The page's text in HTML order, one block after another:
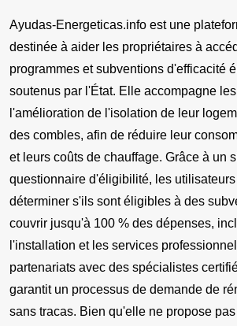
Ayudas-Energeticas.info est une
destinée à aider les propriétaires à
programmes et subventions d'efficacité
soutenus par l'État. Elle accompagne
l'amélioration de l'isolation de leur
des combles, afin de réduire leur
et leurs coûts de chauffage. Grâce à un
questionnaire d'éligibilité, les
déterminer s'ils sont éligibles à des
couvrir jusqu'à 100 % des dépenses,
l'installation et les services
partenariats avec des spécialistes
garantit un processus de demande de
sans tracas. Bien qu'elle ne propose